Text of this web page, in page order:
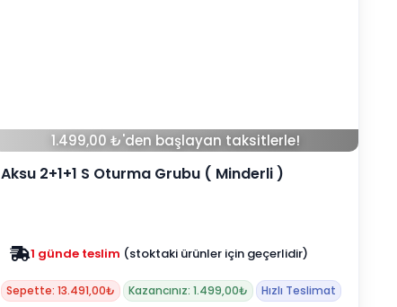
1.499,00 ₺'den başlayan taksitlerle!
Aksu 2+1+1 S Oturma Grubu ( Minderli )
1 günde teslim (stoktaki ürünler için geçerlidir)
Sepette: 13.491,00₺ Kazancınız: 1.499,00₺ Hızlı Teslimat